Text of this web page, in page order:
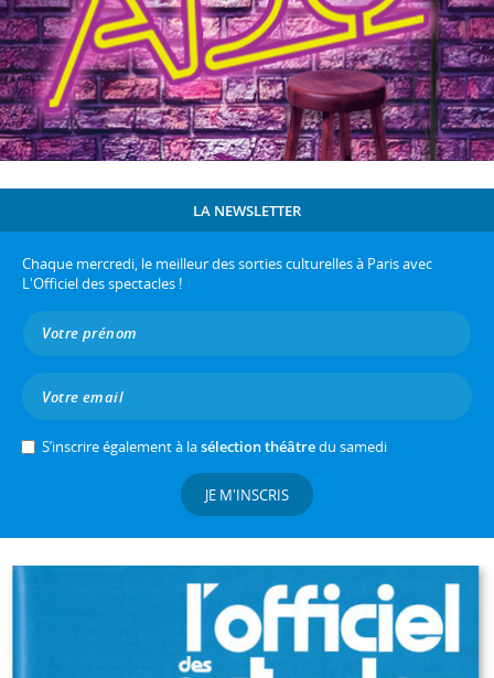
LA NEWSLETTER
Chaque mercredi, le meilleur des sorties culturelles à Paris avec
L'Officiel des spectacles !
S’inscrire également à lasélection théâtredu samedi
JE M'INSCRIS